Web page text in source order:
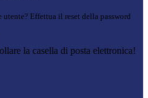
Effettua il reset della password
la casella di posta elettronica!